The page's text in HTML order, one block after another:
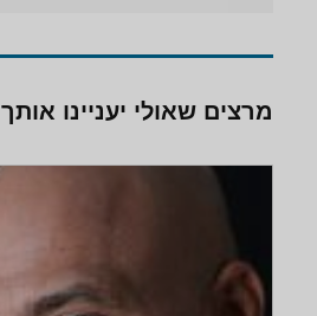
מרצים שאולי יעניינו אותך